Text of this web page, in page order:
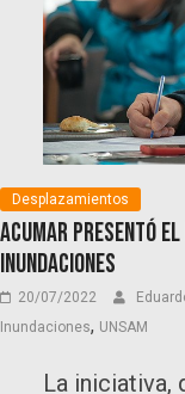
Desplazamientos
ACUMAR presentó
inundaciones
20/07/2022
Inundaciones, UNSAM
La iniciativa,